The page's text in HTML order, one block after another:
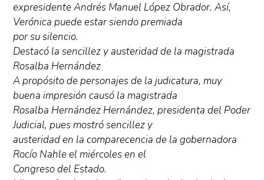
expresidente Andrés Manuel López Obrador. Así,
Verónica puede estar siendo premiada
por su silencio.
Destacó la sencillez y austeridad de la magistrada
Rosalba Hernández
A propósito de personajes de la judicatura, muy
buena impresión causó la magistrada
Rosalba Hernández Hernández, presidenta del Poder
Judicial, pues mostró sencillez y
austeridad en la comparecencia de la gobernadora
Rocío Nahle el miércoles en el
Congreso del Estado.